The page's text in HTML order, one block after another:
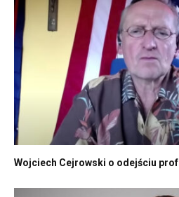
Wojciech Cejrowski o odejściu